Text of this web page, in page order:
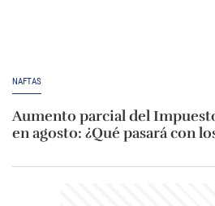
NAFTAS
Aumento parcial del
en agosto: ¿Qué pasará con